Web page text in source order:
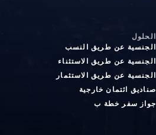
الحلول
الجنسية عن طريق النسب
الجنسية عن طريق الاستثناء
الجنسية عن طريق الاستثمار
صناديق ائتمان خارجية
جواز سفر خطة ب